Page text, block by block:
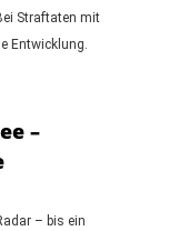
Straftaten mit
Entwicklung.
–
– bis ein